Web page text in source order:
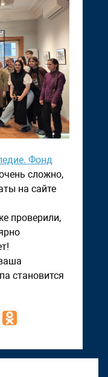
Фонд
сложно,
на сайте
проверили,
становится